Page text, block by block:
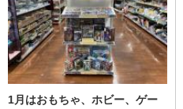
1月はおもちゃ、ホビー、ゲー